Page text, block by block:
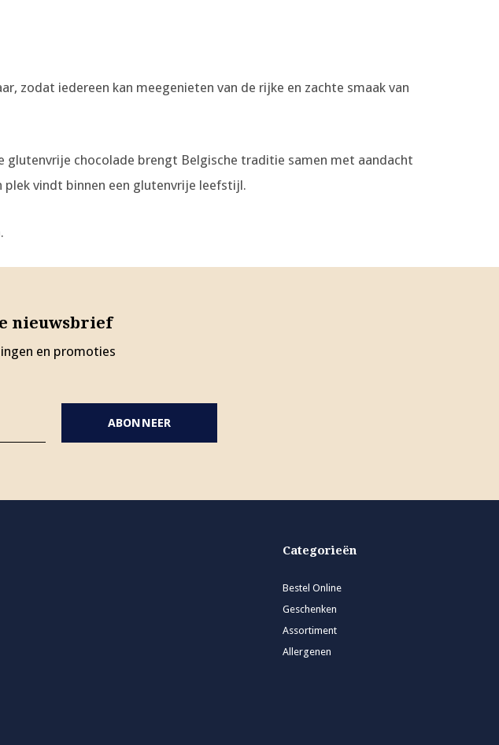
zodat iedereen kan meegenieten van de rijke en zachte smaak van
glutenvrije chocolade brengt Belgische traditie samen met aandacht
plek vindt binnen een glutenvrije leefstijl.
nieuwsbrief
en promoties
ABONNEER
Categorieën
Bestel Online
Geschenken
Assortiment
Allergenen